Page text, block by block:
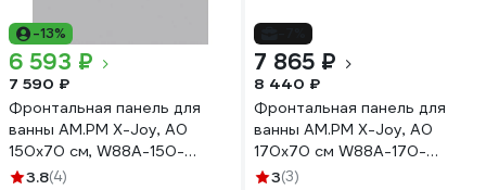
-13%
6 593 ₽
7 590 ₽
Фронтальная панель для
ванны AM.PM X-Joy, А0
150х70 см, W88A-150-
070W-P
3.8(4)
7 865 ₽
8 440 ₽
Фронтальная панель для
ванны AM.PM X-Joy, А0
170х70 см W88A-170-
070W-P
3(3)